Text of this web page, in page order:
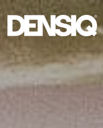
Main Navigation